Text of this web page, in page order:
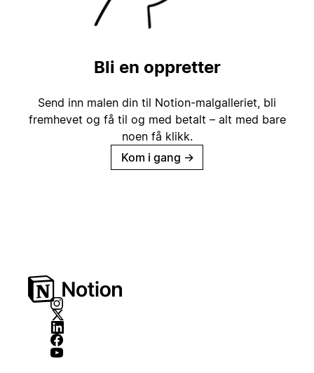
Bli en oppretter
Send inn malen din til Notion-malgalleriet, bli
fremhevet og få til og med betalt – alt med bare
noen få klikk.
Kom i gang →